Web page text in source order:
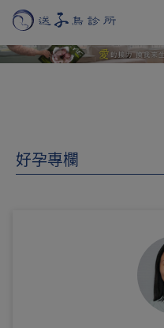
好孕專欄